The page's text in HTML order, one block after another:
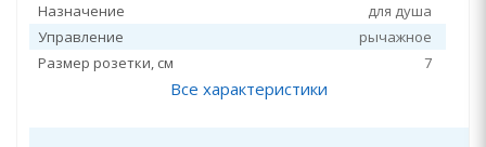
Назначение
для душа
Управление
рычажное
Размер розетки, см
7
Все характеристики